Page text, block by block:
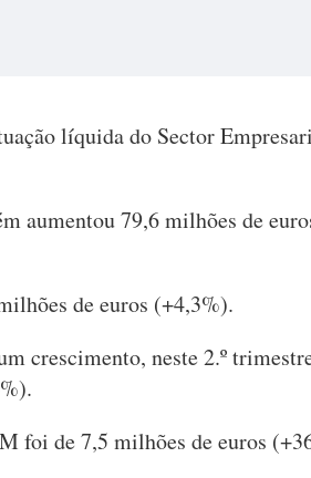
líquida do Sector
aumentou 79,6 milhões de
de euros (+4,3%).
crescimento, neste 2.º
foi de 7,5 milhões de euros